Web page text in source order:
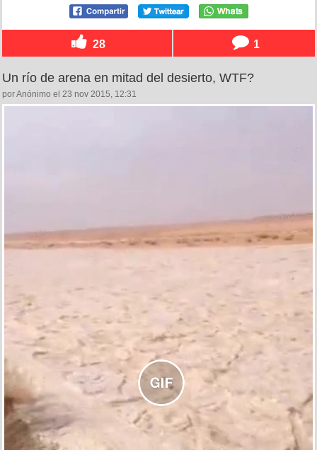
28 1
Un río de arena en mitad del desierto, WTF?
por Anónimo el 23 nov 2015, 12:31